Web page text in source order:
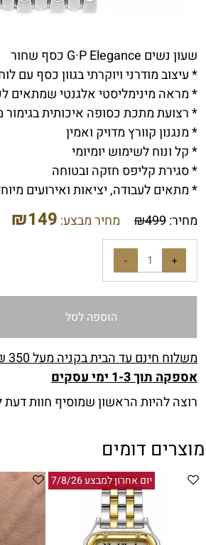
שעון נשים G·P Elegance כסף שחור
* עיצוב מודרני ויוקרתי בגוון כסף עם
* מראה מינימליסטי אלגנטי שמתאים
* רצועת מתכת כסופה איכותית בגימור
* מנגנון קוורץ מדויק ואמין
* קל ונוח לשימוש יומיומי
* סגירת קליפס חזקה ובטוחה
* מתאים לעבודה, יציאות ואירועים
מחיר:
₪499 מחיר מבצע: ₪149
הוספה לסל
משלוח חינם עד הבית בקניה מעל 350 ₪
אספקה תוך 1-3 ימי עסקים
רוצה להיות הראשון שמוסיף חוות דעת
מוצרים דומים
יום אחרון למבצע 7/8/26